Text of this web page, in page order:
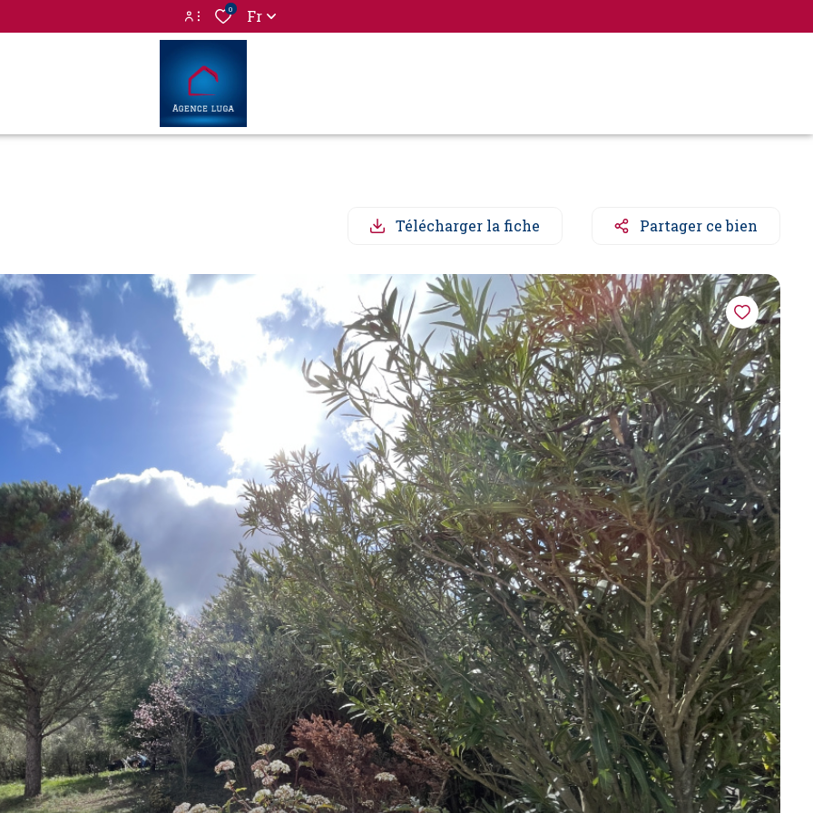
0 Fr
Télécharger la fiche Partager ce bien